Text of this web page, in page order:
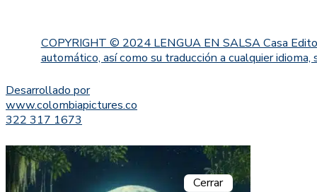
COPYRIGHT © 2024 LENGUA EN SALSA Casa
automático, así como su traducción a cualquier
Desarrollado por
www.colombiapictures.co
322 317 1673
Cerrar